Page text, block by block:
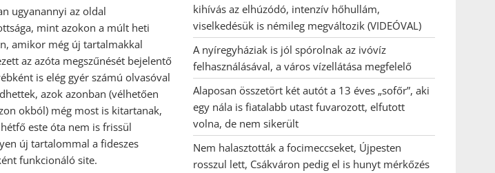
ugyanannyi az oldal
mint azokon a múlt heti
amikor még új tartalmakkal
az azóta megszűnését bejelentő
is elég gyér számú olvasóval
azok azonban (vélhetően
okból) még most is kitartanak,
este óta nem is frissül
új tartalommal a fideszes
funkcionáló site.
kihívás az elhúzódó, intenzív hőhullám,
viselkedésük is némileg megváltozik (VIDEÓVAL)
A nyíregyháziak is jól spórolnak az ivóvíz
felhasználásával, a város vízellátása megfelelő
Alaposan összetört két autót a 13 éves „sofőr”, aki
egy nála is fiatalabb utast fuvarozott, elfutott
volna, de nem sikerült
Nem halasztották a focimeccseket, Újpesten
rosszul lett, Csákváron pedig el is hunyt mérkőzés